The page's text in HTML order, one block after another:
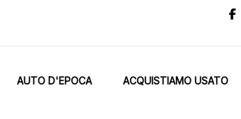
AUTO D'EPOCA ACQUISTIAMO USATO